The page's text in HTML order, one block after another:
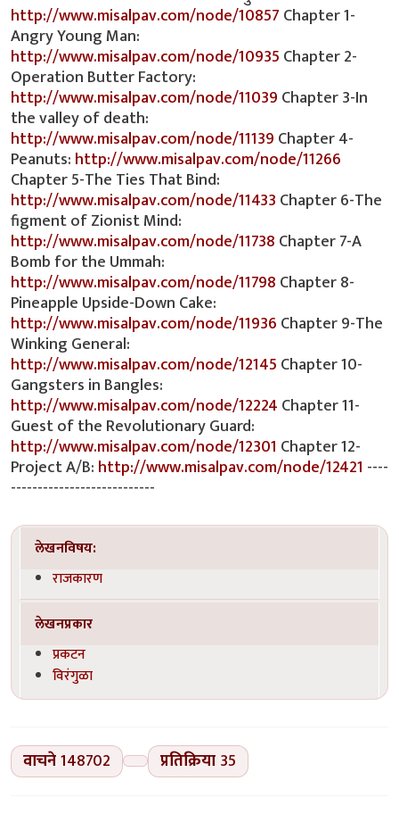
http://www.misalpav.com/node/10857Chapter 1-
Angry Young Man:
http://www.misalpav.com/node/10935Chapter 2-
Operation Butter Factory:
http://www.misalpav.com/node/11039Chapter 3-In
the valley of death:
http://www.misalpav.com/node/11139Chapter 4-
Peanuts:http://www.misalpav.com/node/11266
Chapter 5-The Ties That Bind:
http://www.misalpav.com/node/11433Chapter 6-The
figment of Zionist Mind:
http://www.misalpav.com/node/11738Chapter 7-A
Bomb for the Ummah:
http://www.misalpav.com/node/11798Chapter 8-
Pineapple Upside-Down Cake:
http://www.misalpav.com/node/11936Chapter 9-The
Winking General:
http://www.misalpav.com/node/12145Chapter 10-
Gangsters in Bangles:
http://www.misalpav.com/node/12224Chapter 11-
Guest of the Revolutionary Guard:
http://www.misalpav.com/node/12301 Chapter 12-
Project A/B:http://www.misalpav.com/node/12421 ----
---------------------------
लेखनविषय:
राजकारण
लेखनप्रकार
प्रकटन
विरंगुळा
वाचने148702 प्रतिक्रिया 35